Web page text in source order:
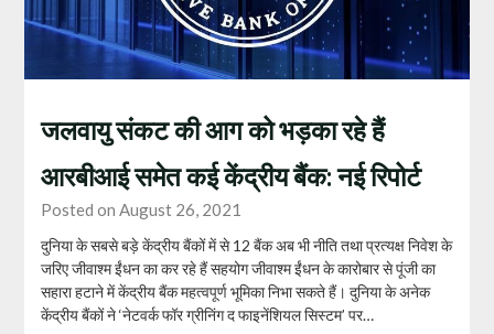
जलवायु संकट की आग को भड़का रहे हैं
आरबीआई समेत कई केंद्रीय बैंक: नई रिपोर्ट
Posted on August 26, 2021
दुनिया के सबसे बड़े केंद्रीय बैंकों में से 12 बैंक अब भी नीति तथा प्रत्यक्ष निवेश के
जरिए जीवाश्म ईंधन का कर रहे हैं सहयोग जीवाश्म ईंधन के कारोबार से पूंजी का
सहारा हटाने में केंद्रीय बैंक महत्वपूर्ण भूमिका निभा सकते हैं। दुनिया के अनेक
केंद्रीय बैंकों ने ‘नेटवर्क फॉर ग्रीनिंग द फाइनेंशियल सिस्टम’ पर…